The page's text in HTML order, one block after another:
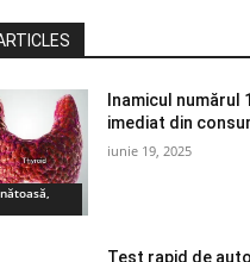
Inamicul
imediat din
iunie 19, 2025
Test rapid de